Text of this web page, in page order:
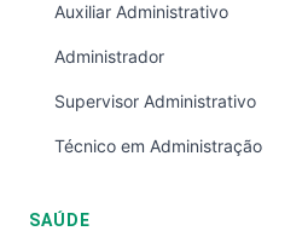
Auxiliar Administrativo
Administrador
Supervisor Administrativo
Técnico em Administração
SAÚDE